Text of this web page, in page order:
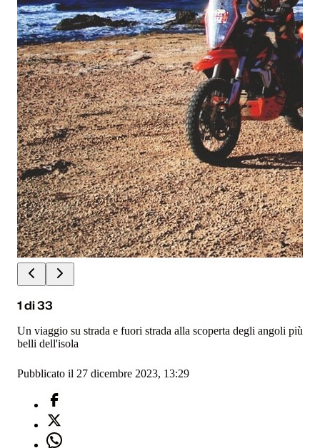
1di33
Un viaggio su strada e fuori strada alla scoperta degli angoli più
belli dell'isola
Pubblicato il 27 dicembre 2023, 13:29